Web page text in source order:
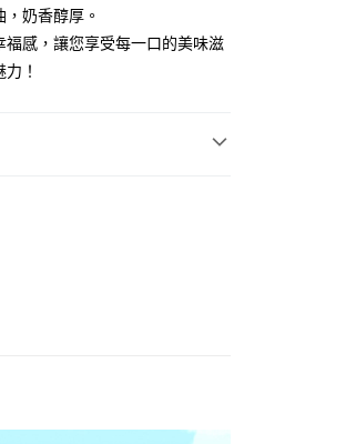
)免運費
奶香醇厚。
感，讓您享受每一口的美味滋
！